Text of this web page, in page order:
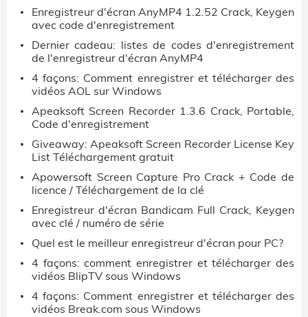
Enregistreur d'écran AnyMP4 1.2.52 Crack, Keygen
avec code d'enregistrement
Dernier cadeau: listes de codes d'enregistrement
de l'enregistreur d'écran AnyMP4
4 façons: Comment enregistrer et télécharger des
vidéos AOL sur Windows
Apeaksoft Screen Recorder 1.3.6 Crack, Portable,
Code d'enregistrement
Giveaway: Apeaksoft Screen Recorder License Key
List Téléchargement gratuit
Apowersoft Screen Capture Pro Crack + Code de
licence / Téléchargement de la clé
Enregistreur d'écran Bandicam Full Crack, Keygen
avec clé / numéro de série
Quel est le meilleur enregistreur d'écran pour PC?
4 façons: comment enregistrer et télécharger des
vidéos BlipTV sous Windows
4 façons: Comment enregistrer et télécharger des
vidéos Break.com sous Windows